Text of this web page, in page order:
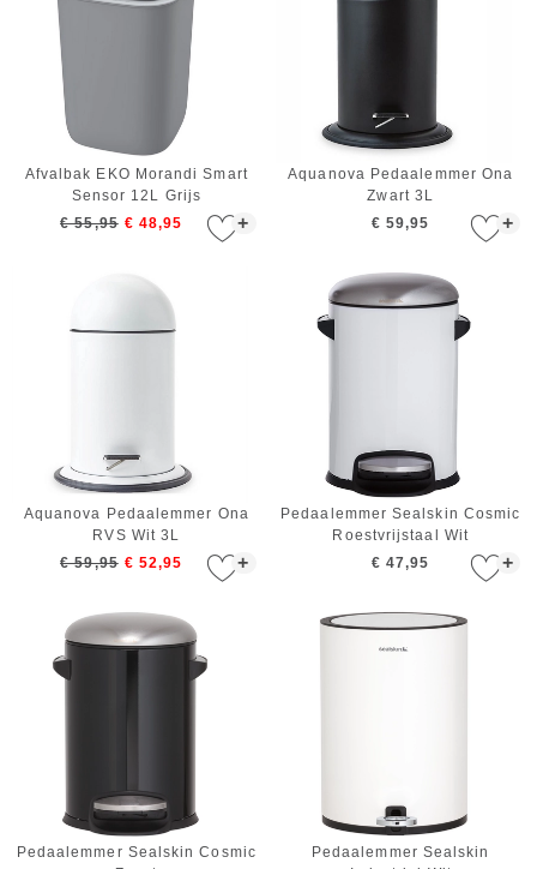
+
Afvalbak EKO Morandi Smart
Sensor 12L Grijs
€ 55,95 € 48,95 +
Aquanova Pedaalemmer Ona
Zwart 3L
€ 59,95
+
Aquanova Pedaalemmer Ona
RVS Wit 3L
€ 59,95 € 52,95 +
Pedaalemmer Sealskin Cosmic
Roestvrijstaal Wit
€ 47,95
Pedaalemmer Sealskin Cosmic
Pedaalemmer Sealskin